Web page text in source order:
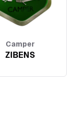
Camper
ZIBENS